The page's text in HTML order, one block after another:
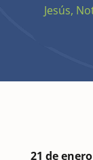
Jesús,
21 de